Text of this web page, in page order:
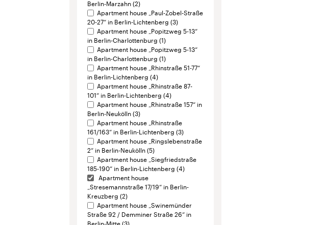
Apartment house „Rhinstraße 87-
101“ in Berlin-Lichtenberg(4)
Apartment house „Rhinstraße 157“ in
Berlin-Neukölln(3)
Apartment house „Rhinstraße
161/163“ in Berlin-Lichtenberg(3)
Apartment house „Ringslebenstraße
2“ in Berlin-Neukölln
(5)
Apartment house „Siegfriedstraße
185-190“ in Berlin-Lichtenberg (4)
Apartment house
„Stresemannstraße 17/19“ in Berlin-
Kreuzberg(2)
Apartment house „Swinemünder
Straße 92 / Demminer Straße 26“ in
Berlin-Mitte(3)
Apartment house „Walter-
Friedländer-Straße 7“ in Berlin-Pankow
(3)
Apartment house „Wolliner Straße
27-28“ in Berlin-Mitte(1)
Apartment house „Zeughofstraße
23“ in Berlin-Friedrichshain-Kreuzberg
(2)
Generationsübergreifendes